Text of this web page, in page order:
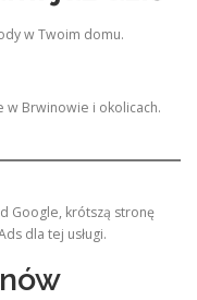
w Twoim domu.
w Brwinowie i okolicach.
Google, krótszą stronę
dla tej usługi.